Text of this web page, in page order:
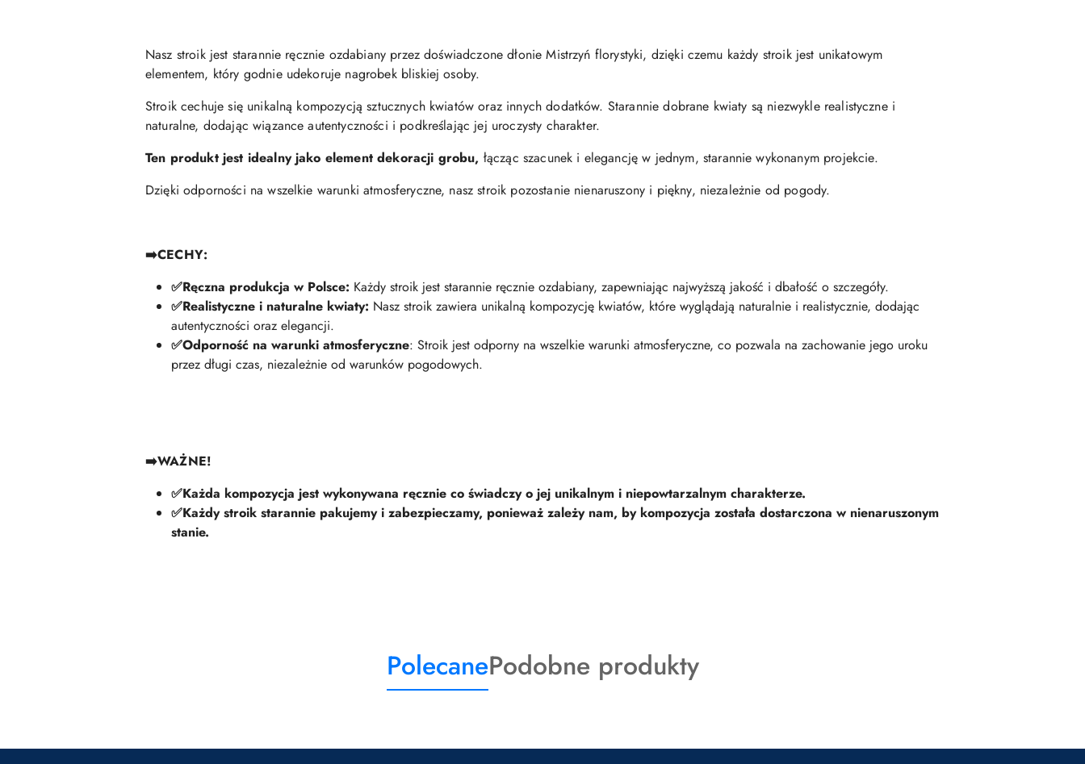
Nasz stroik jest starannie ręcznie ozdabiany przez doświadczone dłonie Mistrzyń florystyki, dzięki czemu każdy stroik jest unikatowym
elementem, który godnie udekoruje nagrobek bliskiej osoby.
Stroik cechuje się unikalną kompozycją sztucznych kwiatów oraz innych dodatków. Starannie dobrane kwiaty są niezwykle realistyczne i
naturalne, dodając wiązance autentyczności i podkreślając jej uroczysty charakter.
Ten produkt jest idealny jako element dekoracji grobu, łącząc szacunek i elegancję w jednym, starannie wykonanym projekcie.
Dzięki odporności na wszelkie warunki atmosferyczne, nasz stroik pozostanie nienaruszony i piękny, niezależnie od pogody.
➡️CECHY:
✅Ręczna produkcja w Polsce: Każdy stroik jest starannie ręcznie ozdabiany, zapewniając najwyższą jakość i dbałość o szczegóły.
✅Realistyczne i naturalne kwiaty: Nasz stroik zawiera unikalną kompozycję kwiatów, które wyglądają naturalnie i realistycznie, dodając
autentyczności oraz elegancji.
✅Odporność na warunki atmosferyczne: Stroik jest odporny na wszelkie warunki atmosferyczne, co pozwala na zachowanie jego uroku
przez długi czas, niezależnie od warunków pogodowych.
➡️WAŻNE!
✅Każda kompozycja jest wykonywana ręcznie co świadczy o jej unikalnym i niepowtarzalnym charakterze.
✅Każdy stroik starannie pakujemy i zabezpieczamy, ponieważ zależy nam, by kompozycja została dostarczona w nienaruszonym
stanie.
Produkty
o
PolecaneProdukty
o
Podobne produkty